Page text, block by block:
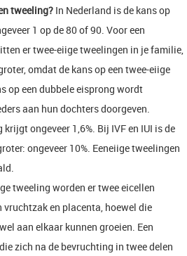
tweeling? In Nederland is de kans op
1 op de 80 of 90. Voor een
er twee-eiige tweelingen in je familie,
omdat de kans op een twee-eiige
op een dubbele eisprong wordt
aan hun dochters doorgeven.
ongeveer 1,6%. Bij IVF en IUI is de
ongeveer 10%. Eeneiige tweelingen
tweeling worden er twee eicellen
vruchtzak en placenta, hoewel die
aan elkaar kunnen groeien. Een
zich na de bevruchting in twee delen